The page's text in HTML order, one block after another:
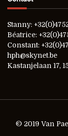
Stanny:
Béatrice:
Constant:
hph@skynet.be
Kastanjelaan 17,
© 2019 Van